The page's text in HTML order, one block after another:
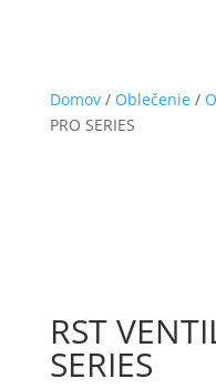
Domov/ Oblečenie /
PRO SERIES
RST
SERIES